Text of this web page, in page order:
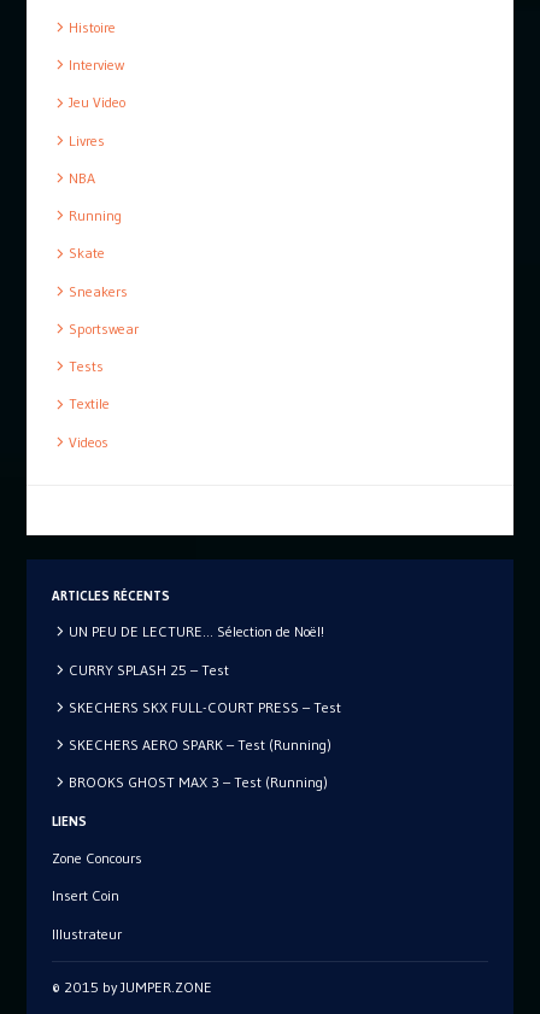
Histoire
Interview
Jeu Video
Livres
NBA
Running
Skate
Sneakers
Sportswear
Tests
Textile
Videos
ARTICLES RÉCENTS
UN PEU DE LECTURE… Sélection de Noël!
CURRY SPLASH 25 – Test
SKECHERS SKX FULL-COURT PRESS – Test
SKECHERS AERO SPARK – Test (Running)
BROOKS GHOST MAX 3 – Test (Running)
LIENS
Zone Concours
Insert Coin
Illustrateur
© 2015 by JUMPER.ZONE